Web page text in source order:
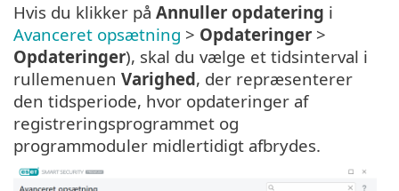
Hvis du klikker på Annuller opdatering i
Avanceret opsætning > Opdateringer >
Opdateringer), skal du vælge et tidsinterval i
rullemenuen Varighed, der repræsenterer
den tidsperiode, hvor opdateringer af
registreringsprogrammet og
programmoduler midlertidigt afbrydes.